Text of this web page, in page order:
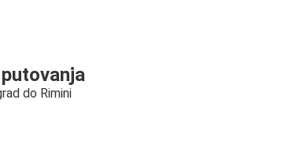
do Rimini